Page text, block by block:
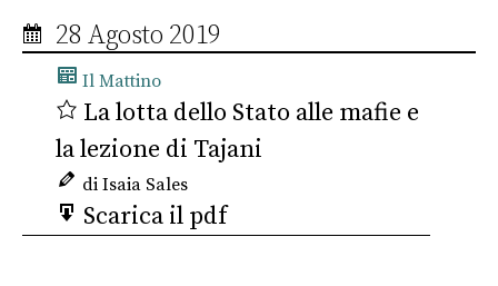
28 Agosto 2019
Il Mattino
La lotta dello Stato alle mafie e
la lezione di Tajani
di Isaia Sales
Scarica il pdf